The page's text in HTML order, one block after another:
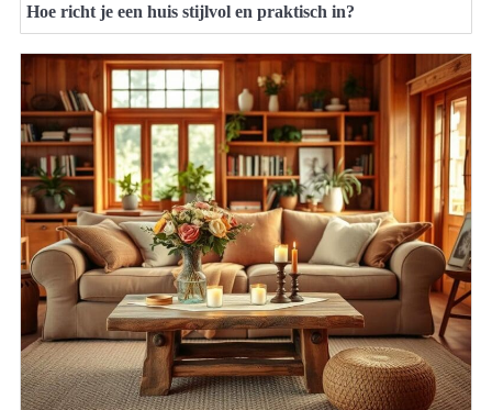
Hoe richt je een huis stijlvol en praktisch in?